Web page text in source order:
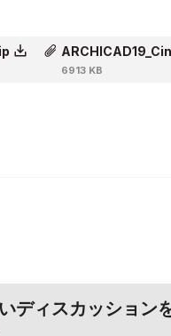
6913 KB
ディスカッション